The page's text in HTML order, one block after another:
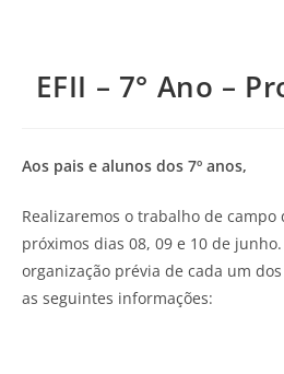
EFII – 7° Ano –
Aos pais e alunos dos 7º anos,
Realizaremos o trabalho de campo
próximos dias 08, 09 e 10 de
organização prévia de cada um
as seguintes informações: